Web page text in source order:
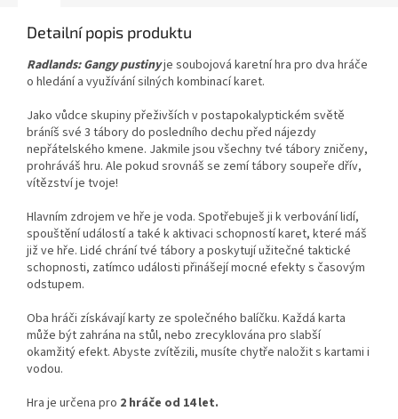
Detailní popis produktu
Radlands: Gangy pustinyje soubojová karetní hra pro dva hráče
o hledání a využívání silných kombinací karet.
Jako vůdce skupiny přeživších v postapokalyptickém světě
bráníš své 3 tábory do posledního dechu před nájezdy
nepřátelského kmene. Jakmile jsou všechny tvé tábory zničeny,
prohráváš hru. Ale pokud srovnáš se zemí tábory soupeře dřív,
vítězství je tvoje!
Hlavním zdrojem ve hře je voda. Spotřebuješ ji k verbování lidí,
spouštění událostí a také k aktivaci schopností karet, které máš
již ve hře. Lidé chrání tvé tábory a poskytují užitečné taktické
schopnosti, zatímco události přinášejí mocné efekty s časovým
odstupem.
Oba hráči získávají karty ze společného balíčku. Každá karta
může být zahrána na stůl, nebo zrecyklována pro slabší
okamžitý efekt. Abyste zvítězili, musíte chytře naložit s kartami i
vodou.
Hra je určena pro 2 hráče od 14 let.